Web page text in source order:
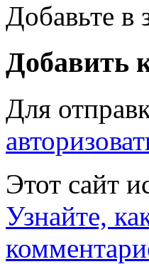
Добавьте в
Добавить
Для
Этот сайт
Узнайте,